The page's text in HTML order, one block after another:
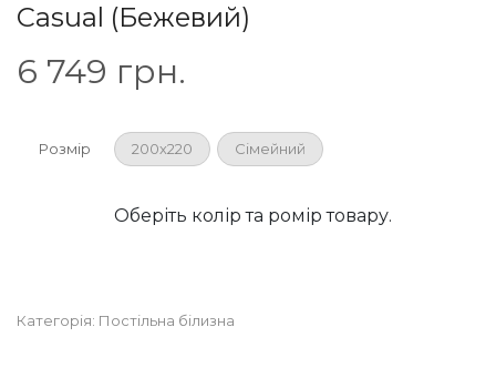
Casual (Бежевий)
6 749 грн.
Розмір 200х220 Сімейний
Оберіть колір та ромір товару.
Категорія: Постільна білизна